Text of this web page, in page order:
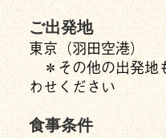
ご出発地
東京（羽田空港）
＊その他の出発地
わせください
食事条件